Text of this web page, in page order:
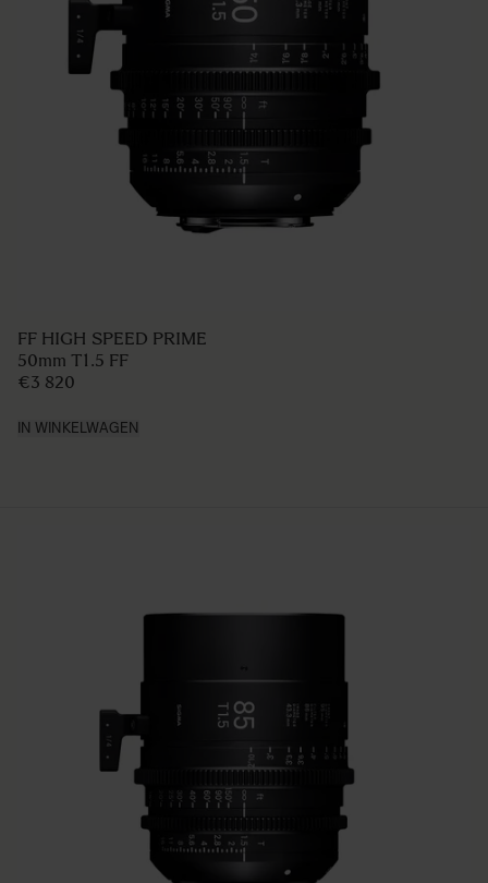
FF HIGH SPEED PRIME
50mm T1.5 FF
€3 820
IN WINKELWAGEN